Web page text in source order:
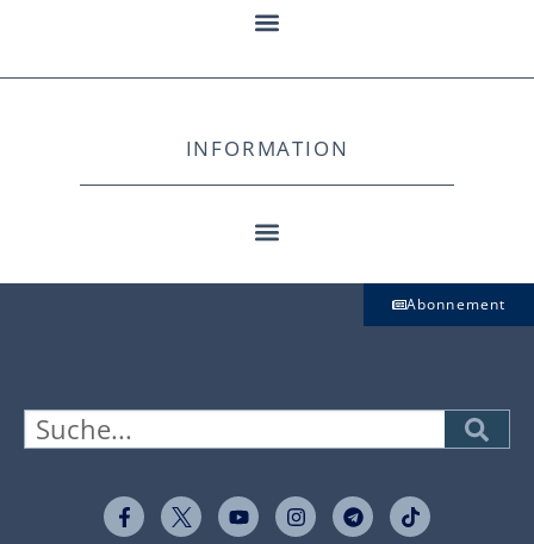
INFORMATION
Abonnement